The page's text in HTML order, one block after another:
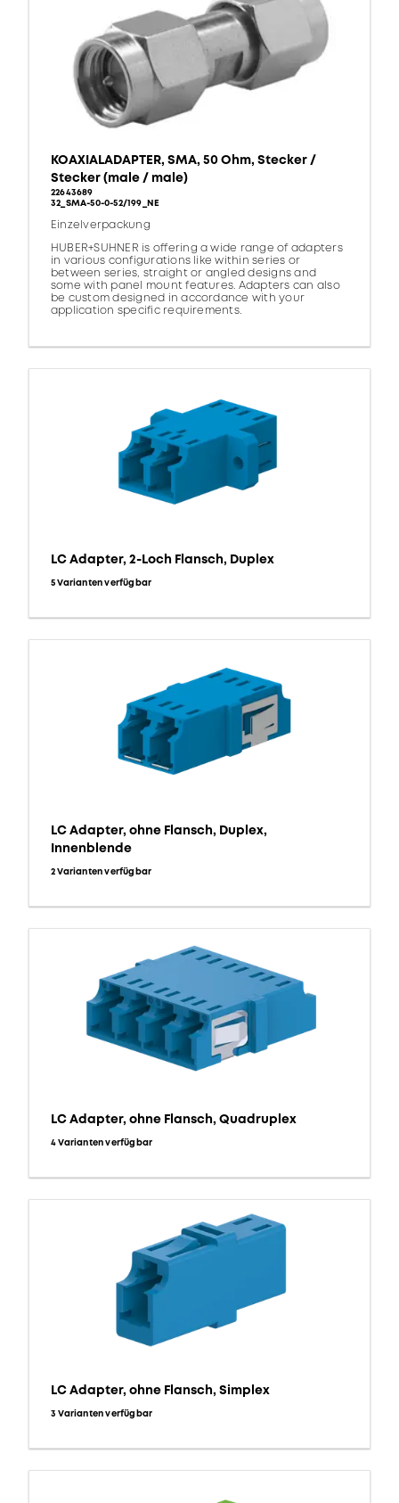
KOAXIALADAPTER, SMA, 50 Ohm, Stecker /
Stecker (male / male)
22643689
32_SMA-50-0-52/199_NE
Einzelverpackung
HUBER+SUHNER is offering a wide range of adapters
in various configurations like within series or
between series, straight or angled designs and
some with panel mount features. Adapters can also
be custom designed in accordance with your
application specific requirements.
LC Adapter, 2-Loch Flansch, Duplex
5 Varianten verfügbar
LC Adapter, ohne Flansch, Duplex,
Innenblende
2 Varianten verfügbar
LC Adapter, ohne Flansch, Quadruplex
4 Varianten verfügbar
LC Adapter, ohne Flansch, Simplex
3 Varianten verfügbar